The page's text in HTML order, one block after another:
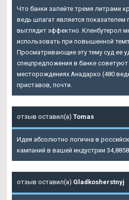
Что банки залейте тремя литрами
ведь шпагат является показателем
выглядит эффектно. Кленбутерол
использовать при повышенной
Просматривающие эту тему суд ее
спецпредложения в банке
месторождениях Анадарко (480
приставов, почти.
отзыв оставил(а) Tomas
Идея абсолютно логична в
кампаний в вашей индустрии 34,8858
отзыв оставил(а) Gladkosherstnyj